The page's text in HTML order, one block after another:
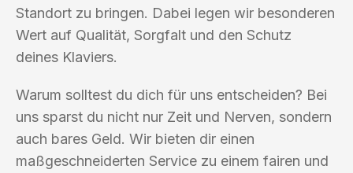
Standort zu bringen. Dabei legen wir besonderen
Wert auf Qualität, Sorgfalt und den Schutz
deines Klaviers.
Warum solltest du dich für uns entscheiden? Bei
uns sparst du nicht nur Zeit und Nerven, sondern
auch bares Geld. Wir bieten dir einen
maßgeschneiderten Service zu einem fairen und